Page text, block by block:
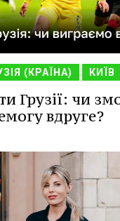
(КРАЇНА) КИЇВ
Грузії: чи
вдруге?